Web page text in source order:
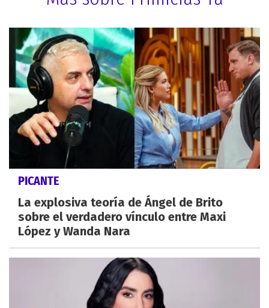
PICANTE
La explosiva teoría de Ángel de Brito
sobre el verdadero vínculo entre Maxi
López y Wanda Nara